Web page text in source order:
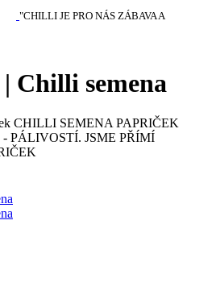
"CHILLI JE PRO NÁS ZÁBAVA A
Chilli semena
CHILLI SEMENA PAPRIČEK
PÁLIVOSTÍ. JSME PŘÍMÍ